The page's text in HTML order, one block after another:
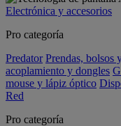
Electrónica y accesorios
Pro categoría
Predator Prendas, bolsos
acoplamiento y dongles
mouse y lápiz óptico
Red
Pro categoría